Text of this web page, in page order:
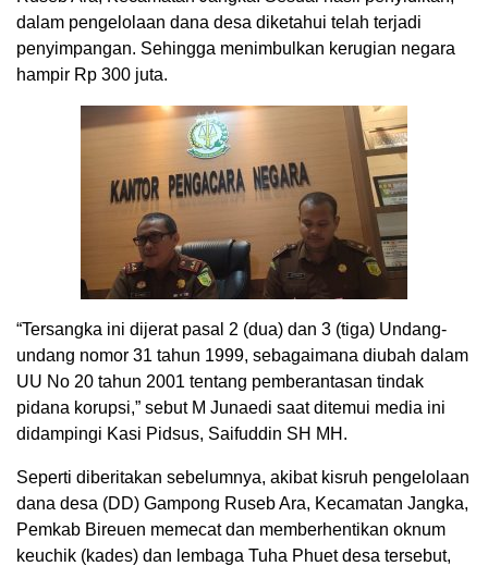
dalam pengelolaan dana desa diketahui telah terjadi
penyimpangan. Sehingga menimbulkan kerugian negara
hampir Rp 300 juta.
“Tersangka ini dijerat pasal 2 (dua) dan 3 (tiga) Undang-
undang nomor 31 tahun 1999, sebagaimana diubah dalam
UU No 20 tahun 2001 tentang pemberantasan tindak
pidana korupsi,” sebut M Junaedi saat ditemui media ini
didampingi Kasi Pidsus, Saifuddin SH MH.
Seperti diberitakan sebelumnya, akibat kisruh pengelolaan
dana desa (DD) Gampong Ruseb Ara, Kecamatan Jangka,
Pemkab Bireuen memecat dan memberhentikan oknum
keuchik (kades) dan lembaga Tuha Phuet desa tersebut,